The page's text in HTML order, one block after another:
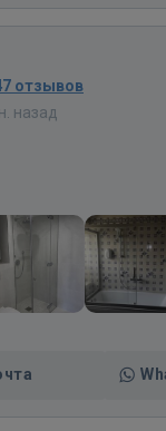
отзывов
назад